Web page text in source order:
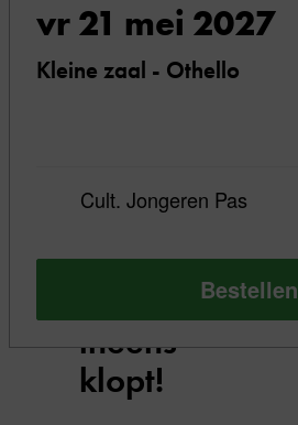
vr 21 mei 2027
Kleine zaal - Othello
Cult. Jongeren Pas
Bestellen
Niets is
wat het
lijkt…
ineens
klopt!